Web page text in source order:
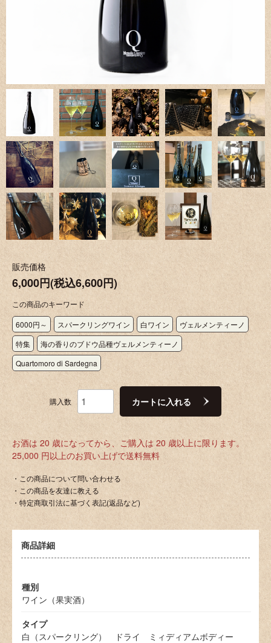
販売価格
6,000円(税込6,600円)
この商品のキーワード
6000円～
スパークリングワイン 白ワイン
ヴェルメンティーノ
特集
海の香りのブドウ品種ヴェルメンティーノ
Quartomoro di Sardegna
購入数 カートに入れる
お酒は 20 歳になってから、ご購入は 20 歳以上に限ります。
25,000 円以上のお買い上げで送料無料
・この商品について問い合わせる
・この商品を友達に教える
・特定商取引法に基づく表記(返品など)
商品詳細
種別
ワイン（果実酒）
タイプ
白（スパークリング） ドライ ミィディアムボディー